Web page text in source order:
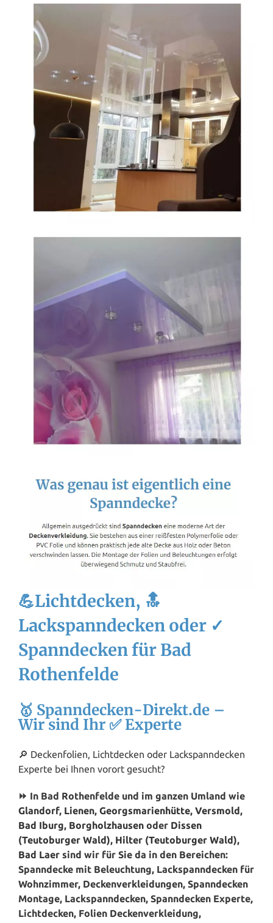
💪Lichtdecken, 🔝
Lackspanndecken oder ✓
Spanndecken für Bad
Rothenfelde
🥇 Spanndecken-Direkt.de –
Wir sind Ihr ✅ Experte
🔎 Deckenfolien, Lichtdecken oder Lackspanndecken
Experte bei Ihnen vorort gesucht?
⏩ In Bad Rothenfelde und im ganzen Umland wie
Glandorf, Lienen, Georgsmarienhütte, Versmold,
Bad Iburg, Borgholzhausen oder Dissen
(Teutoburger Wald), Hilter (Teutoburger Wald),
Bad Laer sind wir für Sie da in den Bereichen:
Spanndecke mit Beleuchtung, Lackspanndecken für
Wohnzimmer, Deckenverkleidungen, Spanndecken
Montage, Lackspanndecken, Spanndecken Experte,
Lichtdecken, Folien Deckenverkleidung,